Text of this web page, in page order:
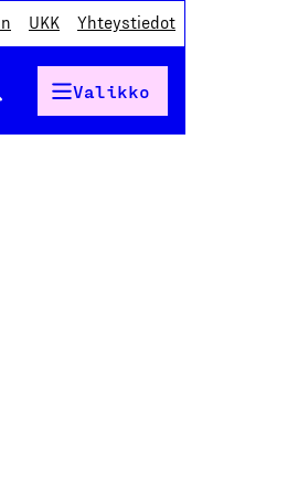
UKK Yhteystiedot
Valikko